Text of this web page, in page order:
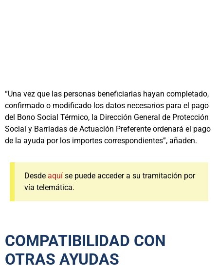
“Una vez que las personas beneficiarias hayan completado,
confirmado o modificado los datos necesarios para el pago
del Bono Social Térmico, la Dirección General de Protección
Social y Barriadas de Actuación Preferente ordenará el pago
de la ayuda por los importes correspondientes”, añaden.
Desde aquí se puede acceder a su tramitación por
vía telemática.
COMPATIBILIDAD CON
OTRAS AYUDAS